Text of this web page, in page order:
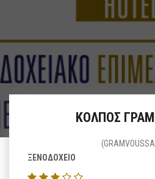
ΚΟΛΠΟΣ
ΞΕΝΟΔΟΧΕΙΟ